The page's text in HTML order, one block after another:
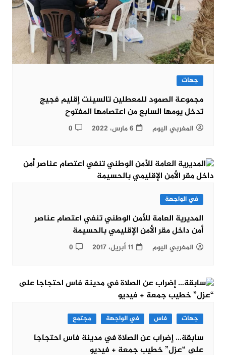
جهات
مجموعة الصمود للمعطلين تالسينت إقليم فجيج
تدخل يومها السابع من اعتصامها المفتوح
المغربي اليوم 6 مارس، 2022 0
في الواجهة
المديرية العامة للأمن الوطني تنفي اعتصام عناصر
أمن داخل مقر الأمن الإقليمي بالحسيمة
المغربي اليوم 11 أبريل، 2017 0
جهات فاس في الواجهة مجتمع
سابقة… إضراب عن الصلاة في مدينة فاس احتجاجا
على “عزل” خطيب جمعة + فيديو